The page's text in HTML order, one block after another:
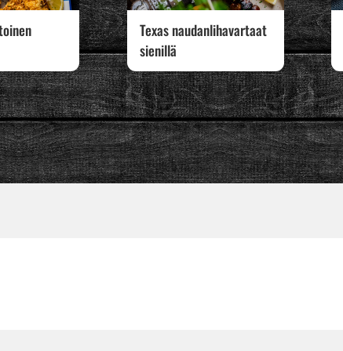
Texas naudanlihavartaat
sienillä